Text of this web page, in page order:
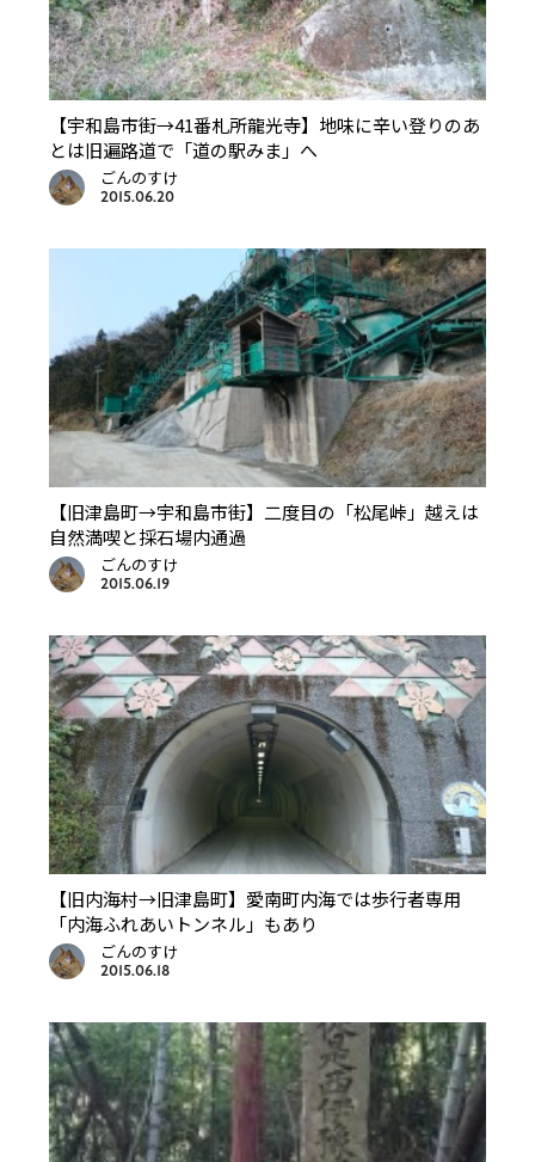
【宇和島市街→41番札所龍光寺】地味に辛い登りのあ
とは旧遍路道で「道の駅みま」へ
ごんのすけ
2015.06.20
【旧津島町→宇和島市街】二度目の「松尾峠」越えは
自然満喫と採石場内通過
ごんのすけ
2015.06.19
【旧内海村→旧津島町】愛南町内海では歩行者専用
「内海ふれあいトンネル」もあり
ごんのすけ
2015.06.18